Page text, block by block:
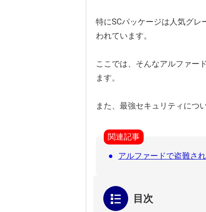
特にSCパッケージは人気グ
われています。
ここでは、そんなアルファー
ます。
また、最強セキュリティにつ
関連記事
アルファードで盗難さ
目次